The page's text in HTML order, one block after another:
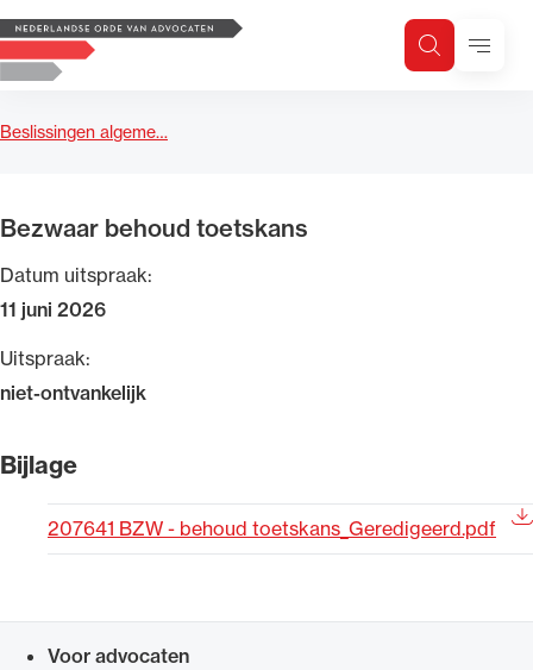
Logo, to the homepage
ZoekenMenu
Beslissingen algeme…
Bezwaar behoud toetskans
Datum uitspraak:
11 juni 2026
Uitspraak:
niet-ontvankelijk
Bijlage
207641 BZW - behoud toetskans_Geredigeerd.pdf
Voor advocaten
Zoeken
Zoek op trefwoord